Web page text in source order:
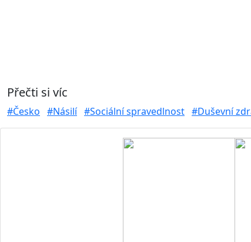
Přečti si víc
#Česko #Násilí #Sociální spravedlnost #Duševní